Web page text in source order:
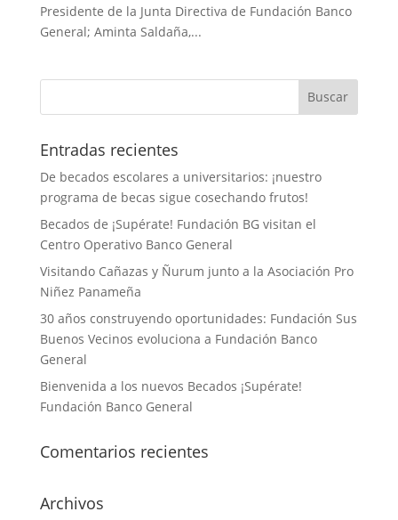
Presidente de la Junta Directiva de Fundación Banco
General; Aminta Saldaña,...
Entradas recientes
De becados escolares a universitarios: ¡nuestro
programa de becas sigue cosechando frutos!
Becados de ¡Supérate! Fundación BG visitan el
Centro Operativo Banco General
Visitando Cañazas y Ñurum junto a la Asociación Pro
Niñez Panameña
30 años construyendo oportunidades: Fundación Sus
Buenos Vecinos evoluciona a Fundación Banco
General
Bienvenida a los nuevos Becados ¡Supérate!
Fundación Banco General
Comentarios recientes
Archivos